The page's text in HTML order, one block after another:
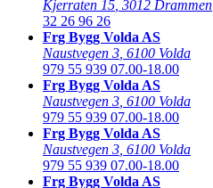
Kjerraten 15 3012 Drammen
32 26 96 26
Frg Bygg Volda AS
Naustvegen 3 6100 Volda
979 55 939 07.00-18.00
Frg Bygg Volda AS
Naustvegen 3 6100 Volda
979 55 939 07.00-18.00
Frg Bygg Volda AS
Naustvegen 3 6100 Volda
979 55 939 07.00-18.00
Frg Bygg Volda AS